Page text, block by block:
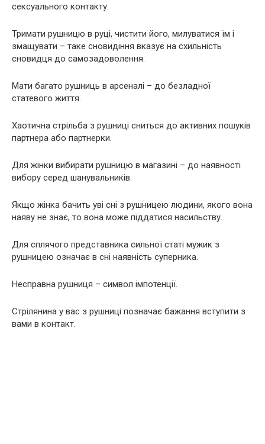
сексуального контакту.
Тримати рушницю в руці, чистити його, милуватися їм і
змащувати – таке сновидіння вказує на схильність
сновидця до самозадоволення.
Мати багато рушниць в арсеналі – до безладної
статевого життя.
Хаотична стрільба з рушниці сниться до активних пошуків
партнера або партнерки.
Для жінки вибирати рушницю в магазині – до наявності
вибору серед шанувальників.
Якщо жінка бачить уві сні з рушницею людини, якого вона
наяву не знає, то вона може піддатися насильству.
Для сплячого представника сильної статі мужик з
рушницею означає в сні наявність суперника.
Несправна рушниця – символ імпотенції.
Стрілянина у вас з рушниці позначає бажання вступити з
вами в контакт.